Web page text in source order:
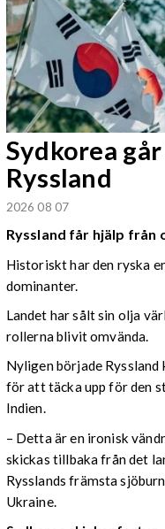
Sydkorea
Ryssland
2026 08 07
Ryssland får hjälp från
Historiskt har den ryska
dominanter.
Landet har sålt sin olja
rollerna blivit omvända.
Nyligen började
för att täcka upp för den
Indien.
– Detta är en ironisk
skickas tillbaka från det
Rysslands främsta
Ukraine.